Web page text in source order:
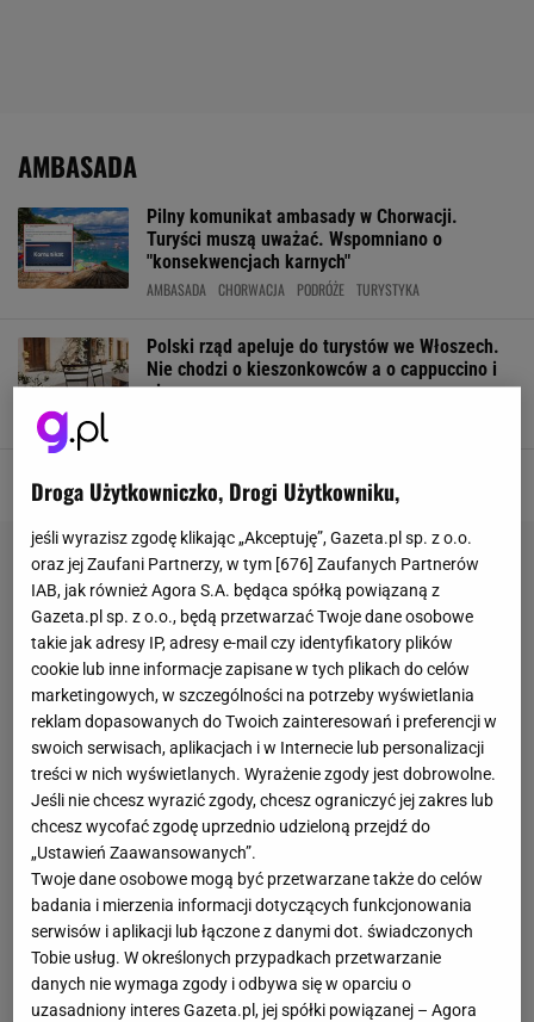
AMBASADA
Pilny komunikat ambasady w Chorwacji.
Turyści muszą uważać. Wspomniano o
"konsekwencjach karnych"
AMBASADA CHORWACJA PODRÓŻE TURYSTYKA
Polski rząd apeluje do turystów we Włoszech.
Nie chodzi o kieszonkowców a o cappuccino i
pizzę
Droga Użytkowniczko, Drogi Użytkowniku,
jeśli wyrazisz zgodę klikając „Akceptuję”, Gazeta.pl sp. z o.o.
oraz jej Zaufani Partnerzy, w tym [ 676 ] Zaufanych Partnerów
IAB, jak również Agora S.A. będąca spółką powiązaną z
Gazeta.pl sp. z o.o., będą przetwarzać Twoje dane osobowe
takie jak adresy IP, adresy e-mail czy identyfikatory plików
cookie lub inne informacje zapisane w tych plikach do celów
marketingowych, w szczególności na potrzeby wyświetlania
reklam dopasowanych do Twoich zainteresowań i preferencji w
swoich serwisach, aplikacjach i w Internecie lub personalizacji
treści w nich wyświetlanych. Wyrażenie zgody jest dobrowolne.
Jeśli nie chcesz wyrazić zgody, chcesz ograniczyć jej zakres lub
chcesz wycofać zgodę uprzednio udzieloną przejdź do
„Ustawień Zaawansowanych”.
Twoje dane osobowe mogą być przetwarzane także do celów
badania i mierzenia informacji dotyczących funkcjonowania
serwisów i aplikacji lub łączone z danymi dot. świadczonych
Tobie usług. W określonych przypadkach przetwarzanie
danych nie wymaga zgody i odbywa się w oparciu o
uzasadniony interes Gazeta.pl, jej spółki powiązanej – Agora